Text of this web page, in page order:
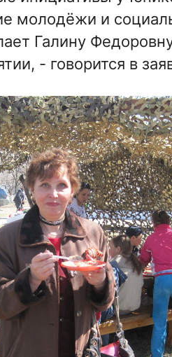
молодёжи и
Галину
- говорится в